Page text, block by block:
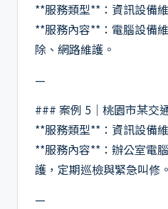
**服務類型**：資訊設備
**服務內容**：電腦設備
除、網路維護。
—
### 案例 5｜桃園市某交
**服務類型**：資訊設備
**服務內容**：辦公室電
護，定期巡檢與緊急叫修。
—